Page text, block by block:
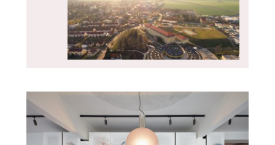
Líbeznice věří architektům. Nový
školní pavilon přirozeně zapadá do